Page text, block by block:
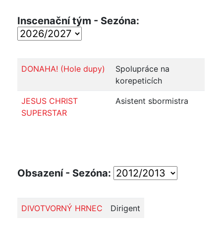
Inscenační tým - Sezóna:
DONAHA! (Hole dupy)
Spolupráce na
korepeticích
JESUS CHRIST
SUPERSTAR
Asistent sbormistra
Obsazení - Sezóna:
DIVOTVORNÝ HRNEC Dirigent